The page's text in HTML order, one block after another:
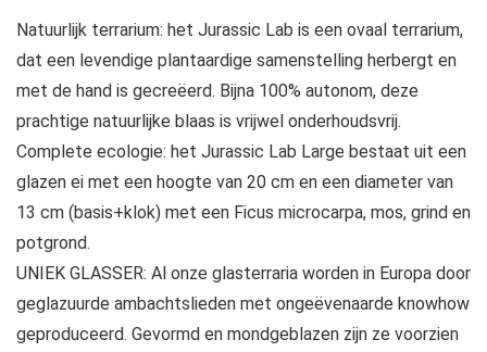
Natuurlijk terrarium: het Jurassic Lab is een ovaal terrarium,
dat een levendige plantaardige samenstelling herbergt en
met de hand is gecreëerd. Bijna 100% autonom, deze
prachtige natuurlijke blaas is vrijwel onderhoudsvrij.
Complete ecologie: het Jurassic Lab Large bestaat uit een
glazen ei met een hoogte van 20 cm en een diameter van
13 cm (basis+klok) met een Ficus microcarpa, mos, grind en
potgrond.
UNIEK GLASSER: Al onze glasterraria worden in Europa door
geglazuurde ambachtslieden met ongeëvenaarde knowhow
geproduceerd. Gevormd en mondgeblazen zijn ze voorzien